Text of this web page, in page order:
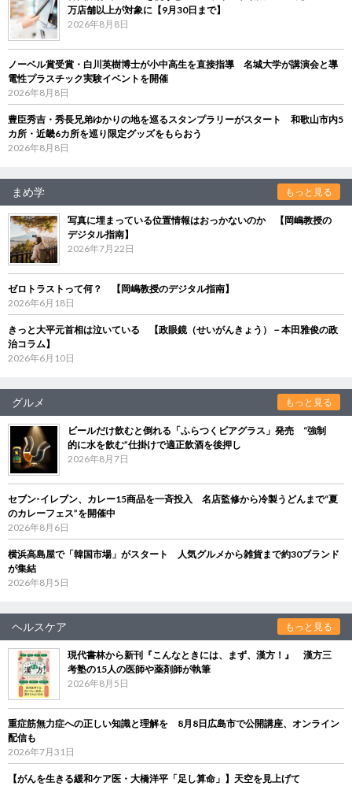
万店舗以上が対象に【9月30日まで】
2026年8月8日
ノーベル賞受賞・白川英樹博士が小中高生を直接指導 名城大学が講演会と導
電性プラスチック実験イベントを開催
2026年8月8日
豊臣秀吉・秀長兄弟ゆかりの地を巡るスタンプラリーがスタート 和歌山市内5
カ所・近畿6カ所を巡り限定グッズをもらおう
2026年8月8日
まめ学 もっと見る
写真に埋まっている位置情報はおっかないのか 【岡嶋教授の
デジタル指南】
2026年7月22日
ゼロトラストって何？ 【岡嶋教授のデジタル指南】
2026年6月18日
きっと大平元首相は泣いている 【政眼鏡（せいがんきょう）－本田雅俊の政
治コラム】
2026年6月10日
グルメ もっと見る
ビールだけ飲むと倒れる「ふらつくビアグラス」発売 “強制
的に水を飲む”仕掛けで適正飲酒を後押し
2026年8月7日
セブン‐イレブン、カレー15商品を一斉投入 名店監修から冷製うどんまで“夏
のカレーフェス”を開催中
2026年8月6日
横浜高島屋で「韓国市場」がスタート 人気グルメから雑貨まで約30ブランド
が集結
2026年8月5日
ヘルスケア もっと見る
現代書林から新刊『こんなときには、まず、漢方！』 漢方三
考塾の15人の医師や薬剤師が執筆
2026年8月5日
重症筋無力症への正しい知識と理解を 8月8日広島市で公開講座、オンライン
配信も
2026年7月31日
【がんを生きる緩和ケア医・大橋洋平「足し算命」】天空を見上げて